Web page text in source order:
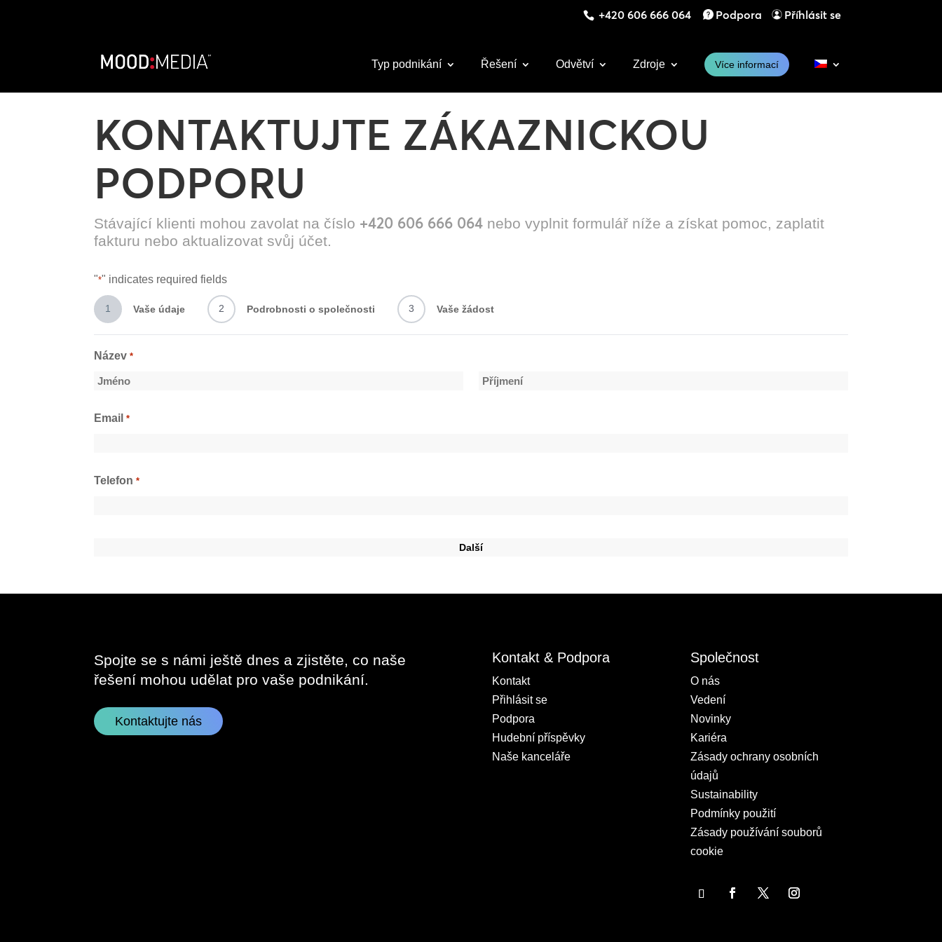
+420 606 666 064 Podpora Příhlásit se
Typ podnikání Řešení Odvětví Zdroje Více informací
KONTAKTUJTE ZÁKAZNICKOU
PODPORU
Stávající klienti mohou zavolat na číslo +420 606 666 064 nebo vyplnit formulář níže a získat pomoc, zaplatit
fakturu nebo aktualizovat svůj účet.
"*" indicates required fields
1 Vaše údaje 2 Podrobnosti o společnosti 3 Vaše žádost
Název *
Email *
Telefon *
Spojte se s námi ještě dnes a zjistěte, co naše
řešení mohou udělat pro vaše podnikání.
Kontaktujte nás
Kontakt & Podpora
Kontakt
Přihlásit se
Podpora
Hudební příspěvky
Naše kanceláře
Společnost
O nás
Vedení
Novinky
Kariéra
Zásady ochrany osobních
údajů
Sustainability
Podmínky použití
Zásady používání souborů
cookie